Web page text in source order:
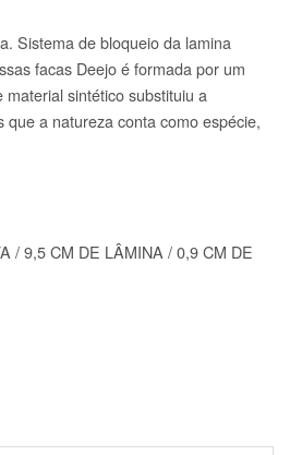
Sistema de bloqueio da lamina
facas Deejo é formada por um
sintético substituiu a
a natureza conta como espécie,
/ 9,5 CM DE LÂMINA / 0,9 CM DE